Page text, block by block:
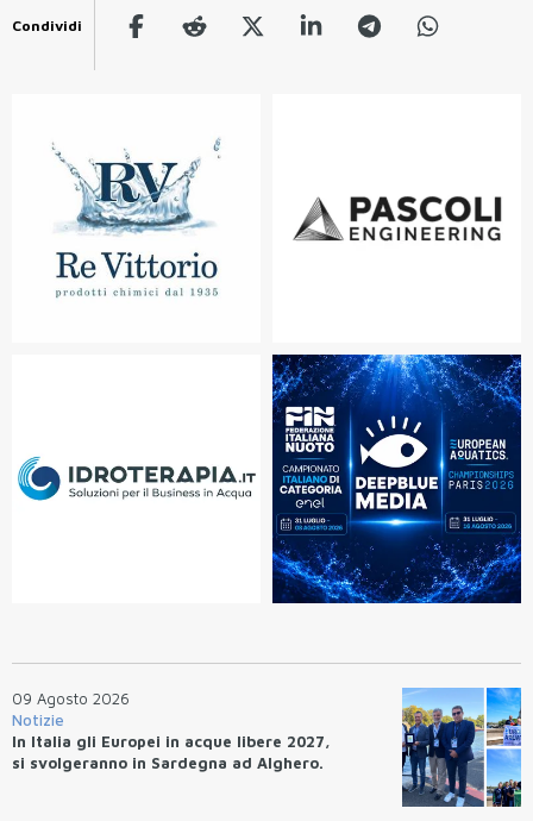
Condividi
09 Agosto 2026
Notizie
In Italia gli Europei in acque libere 2027,
si svolgeranno in Sardegna ad Alghero.